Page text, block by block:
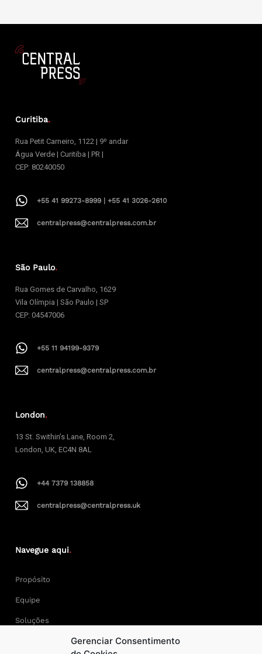
Gerenciar Consentimento
Curitiba.
Rua Petit Carneiro, 1122 | 9º andar
Água Verde | Curitiba | PR |
CEP: 80240050
+55 41 99273-8999 | +55 41 3026-2610
centralpress@centralpress.com.br
São Paulo.
Rua Gomes de Carvalho, 1629
Vila Olímpia | São Paulo | SP
CEP: 04547006
+55 11 94199-9379
centralpress@centralpress.com.br
London.
13 St. Swithin’s Lane, Room 2,
London, UK, EC4N 8AL
+44 7379 138858
centralpress@centralpress.uk
Navegue aqui.
Propósito
Equipe
Soluções